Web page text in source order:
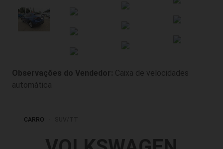
Observações do Vendedor: Caixa de velocidades
automática
CARRO